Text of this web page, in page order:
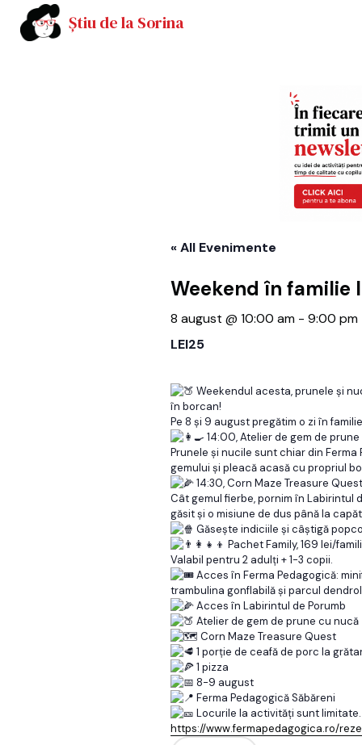
Știu de la Sorina
« All Evenimente
Weekend în familie
8 august @ 10:00 am- 9:00 pm
LEI25
Weekendul acesta, prunele și
în borcan!
Pe 8 și 9 august pregătim o zi în
14:00, Atelier de gem de
Prunele și nucile sunt chiar din
gemului și pleacă acasă cu propriul
14:30, Corn Maze Treasure Quest
Cât gemul fierbe, pornim în Labirintul
găsit și o misiune de dus până la
Găsește indiciile și câștigă
Pachet Family, 169 lei/
Valabil pentru 2 adulți + 1-3 copii.
Acces în Ferma Pedagogică:
trambulina gonflabilă și parcul
Acces în Labirintul de Porumb
Atelier de gem de prune cu nucă
Corn Maze Treasure Quest
1 porție de ceafă de porc la
1 pizza
8-9 august
Ferma Pedagogică Săbăreni
Locurile la activități sunt
https://www.fermapedagogica.ro/